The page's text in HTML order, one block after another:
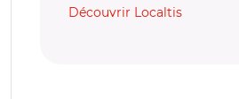
Découvrir Localtis